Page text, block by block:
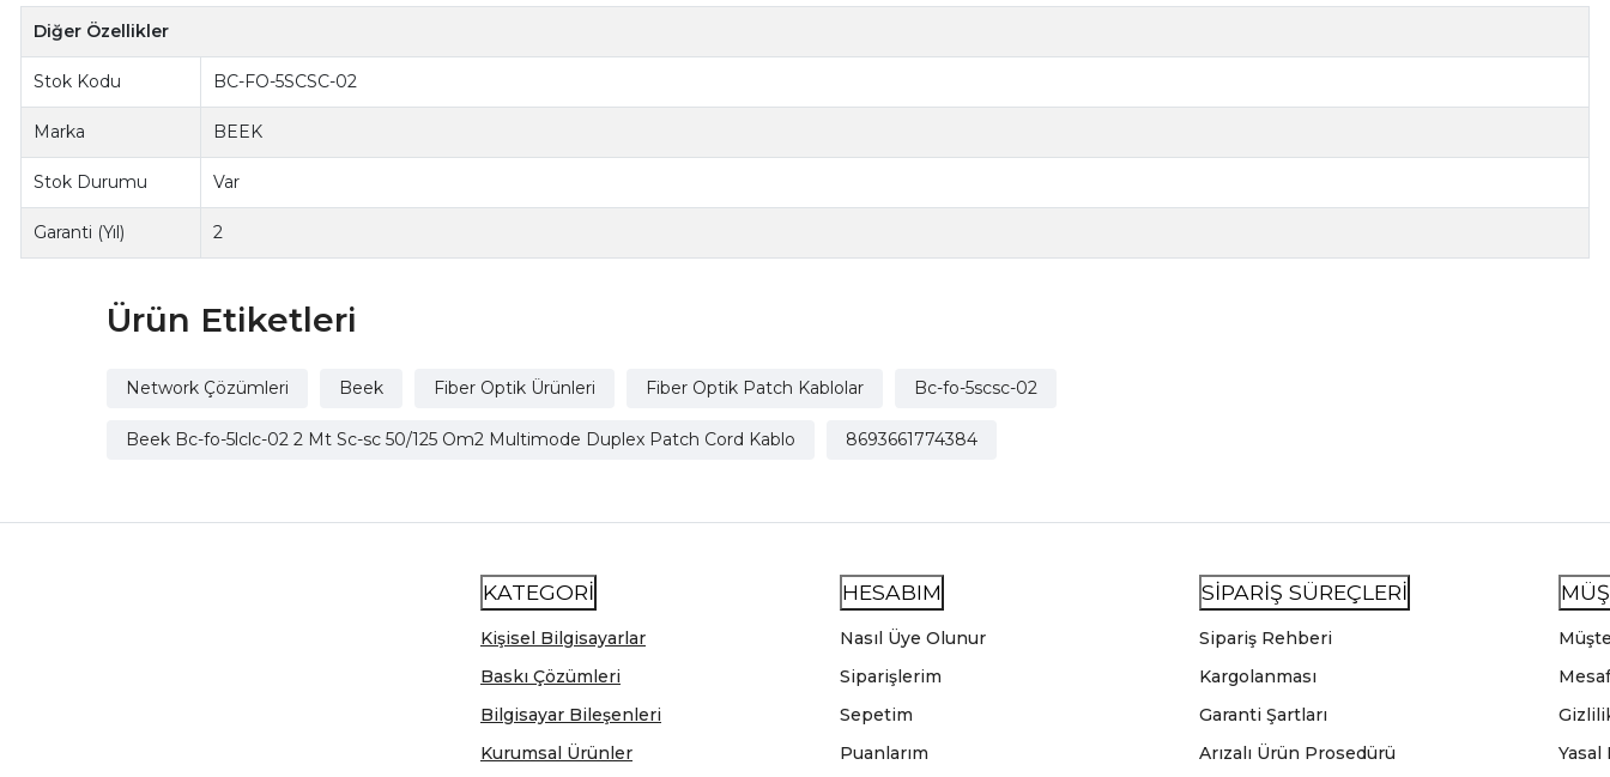
Diğer Özellikler
Stok Kodu BC-FO-5SCSC-02
Marka BEEK
Stok Durumu Var
Garanti (Yıl) 2
Ürün Etiketleri
Network Çözümleri Beek Fiber Optik Ürünleri Fiber Optik Patch Kablolar Bc-fo-5scsc-02
Beek Bc-fo-5lclc-02 2 Mt Sc-sc 50/125 Om2 Multimode Duplex Patch Cord Kablo 8693661774384
KATEGORİ
Kişisel Bilgisayarlar
Baskı Çözümleri
Bilgisayar Bileşenleri
Kurumsal Ürünler
HESABIM
Nasıl Üye Olunur
Siparişlerim
Sepetim
Puanlarım
SİPARİŞ SÜREÇLERİ
Sipariş Rehberi
Kargolanması
Garanti Şartları
Arızalı Ürün Prosedürü
Yasal